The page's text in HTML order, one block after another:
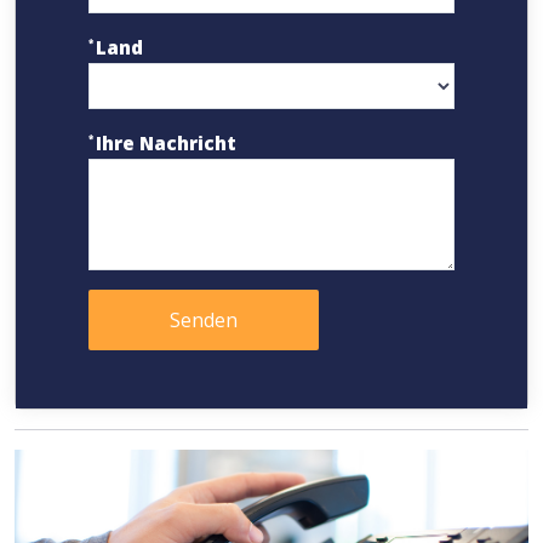
Land
Ihre Nachricht
Senden